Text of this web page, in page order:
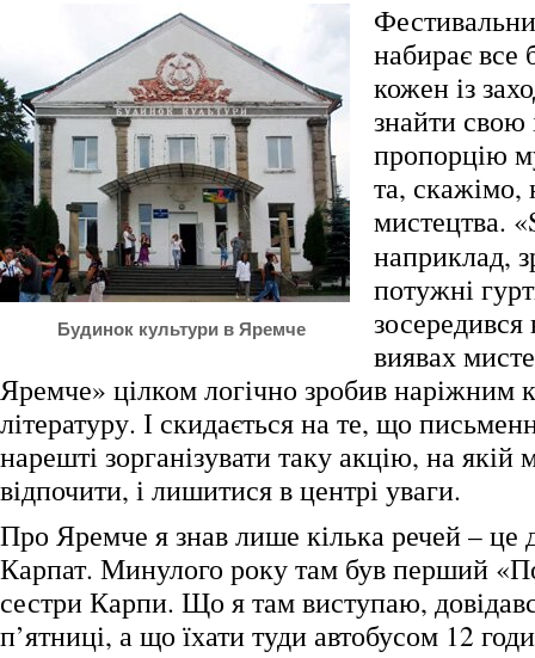
Будинок культури в Яремче
набирає все
кожен із
знайти свою
пропорцію
та, скажімо,
мистецтва.
наприклад,
потужні
зосередився
виявах
Яремче» цілком логічно зробив наріжним
літературу. І скидається на те, що
нарешті зорганізувати таку акцію, на якій
відпочити, і лишитися в центрі уваги.
Про Яремче я знав лише кілька речей – це
Карпат. Минулого року там був перший
сестри Карпи. Що я там виступаю,
п’ятниці, а що їхати туди автобусом 12